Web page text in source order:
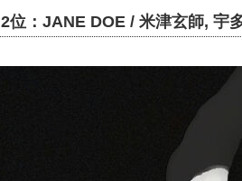
2位：JANE DOE / 米津玄師, 宇